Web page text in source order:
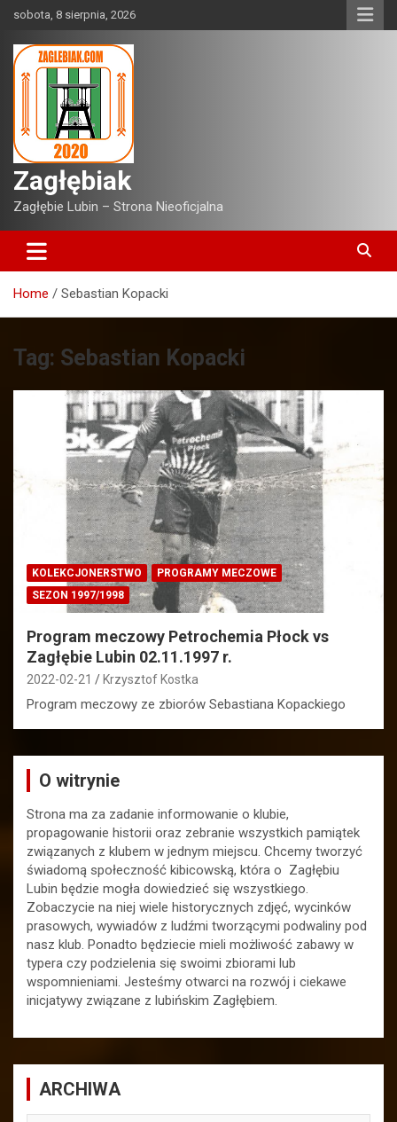
content
sobota, 8 sierpnia, 2026
Zagłębiak
Zagłębie Lubin – Strona Nieoficjalna
Home Sebastian Kopacki
Tag: Sebastian Kopacki
KOLEKCJONERSTWO
PROGRAMY MECZOWE
SEZON 1997/1998
Program meczowy Petrochemia Płock vs
Zagłębie Lubin 02.11.1997 r.
2022-02-21 Krzysztof Kostka
Program meczowy ze zbiorów Sebastiana Kopackiego
O witrynie
Strona ma za zadanie informowanie o klubie,
propagowanie historii oraz zebranie wszystkich pamiątek
związanych z klubem w jednym miejscu. Chcemy tworzyć
świadomą społeczność kibicowską, która o Zagłębiu
Lubin będzie mogła dowiedzieć się wszystkiego.
Zobaczycie na niej wiele historycznych zdjęć, wycinków
prasowych, wywiadów z ludźmi tworzącymi podwaliny pod
nasz klub. Ponadto będziecie mieli możliwość zabawy w
typera czy podzielenia się swoimi zbiorami lub
wspomnieniami. Jesteśmy otwarci na rozwój i ciekawe
inicjatywy związane z lubińskim Zagłębiem.
ARCHIWA